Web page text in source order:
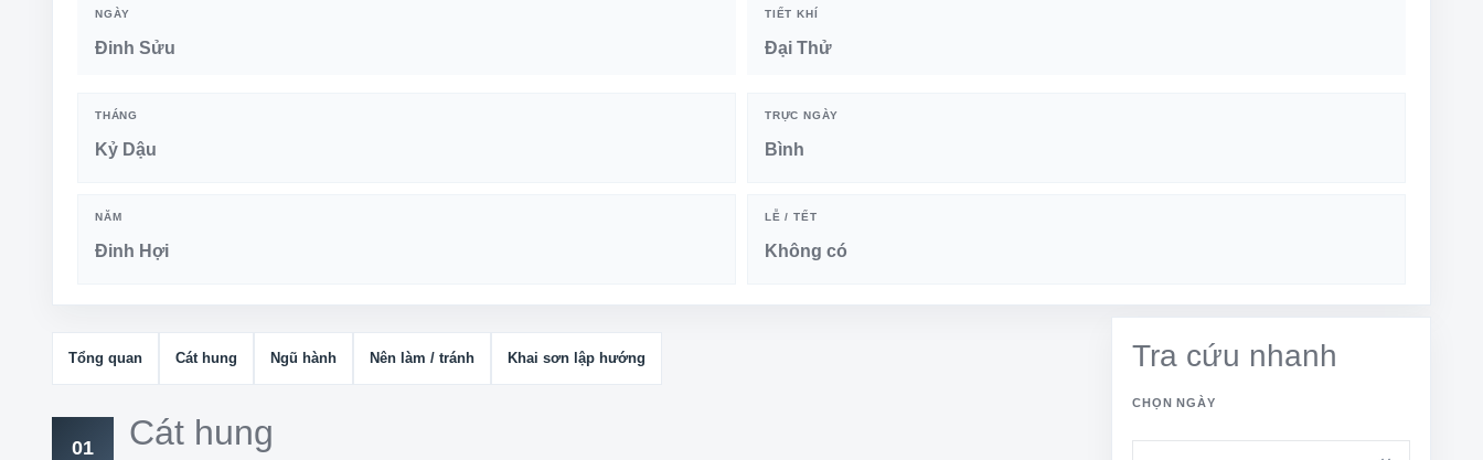
NGÀY
Đinh Sửu
TIẾT KHÍ
Đại Thử
THÁNG
Kỷ Dậu
TRỰC NGÀY
Bình
NĂM
Đinh Hợi
LỄ / TẾT
Không có
Tổng quan Cát hung Ngũ hành Nên làm / tránh Khai sơn lập hướng
01 Cát hung
Tra cứu nhanh
CHỌN NGÀY